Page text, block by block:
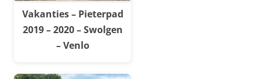
Vakanties – Pieterpad
2019 – 2020 – Swolgen
– Venlo